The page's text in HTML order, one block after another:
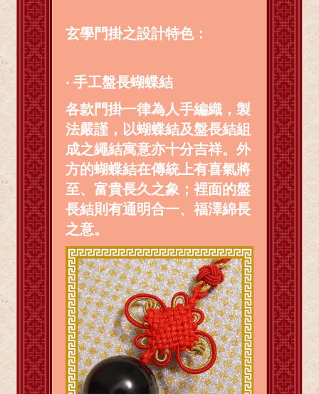
玄學門掛之設計特色：
‧ 手工盤長蝴蝶結
各款門掛一律為人手編織，製
法嚴謹，以蝴蝶結及盤長結組
成之繩結寓意亦十分吉祥。外
方的蝴蝶結在傳統上有喜氣將
至、富貴長久之象；裡面的盤
長結則有通明合一、福澤綿長
之意。